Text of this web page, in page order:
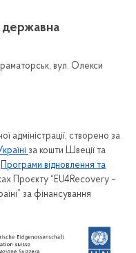
вул. Олекси
адміністрації, створено за
за кошти Швеції та
Програми відновлення та
Проєкту “EU4Recovery –
за фінансування